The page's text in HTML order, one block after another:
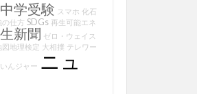
中学受験 スマホ 化石
の仕方 SDGs 再生可能エネ
新聞 ゼロ・ウェイス
図地理検定 大相撲 テレワー
んジャー ニュ